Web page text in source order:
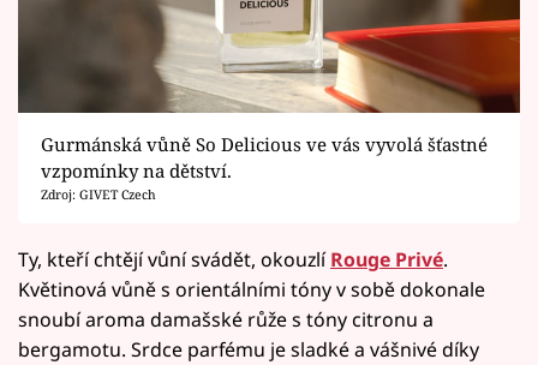
Gurmánská vůně So Delicious ve vás vyvolá šťastné
vzpomínky na dětství.
Zdroj: GIVET Czech
Ty, kteří chtějí vůní svádět, okouzlíRouge Privé.
Květinová vůně s orientálními tóny v sobě dokonale
snoubí aroma damašské růže s tóny citronu a
bergamotu. Srdce parfému je sladké a vášnivé díky